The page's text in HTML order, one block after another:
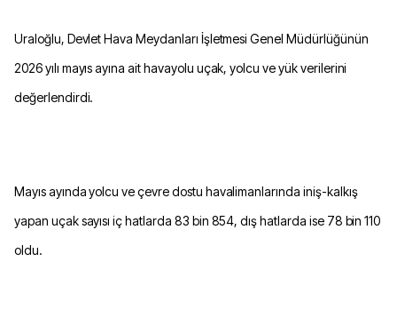
Uraloğlu, Devlet Hava Meydanları İşletmesi Genel Müdürlüğünün
2026 yılı mayıs ayına ait havayolu uçak, yolcu ve yük verilerini
değerlendirdi.
Mayıs ayında yolcu ve çevre dostu havalimanlarında iniş-kalkış
yapan uçak sayısı iç hatlarda 83 bin 854, dış hatlarda ise 78 bin 110
oldu.